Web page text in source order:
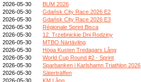
2026-05-30
BUM 2026
2026-05-30
Gdańsk City Race 2026 E2
2026-05-30
Gdańsk City Race 2026 E3
2026-05-30
Régionale Sprint Bisca
2026-05-30
12. Trzebnickie Dni Rodziny
2026-05-30
MTBO Närtävling
2026-05-30
Höga Kusten Tredagars Lång
2026-05-30
World Cup Round #2 - Sprint
2026-05-30
Sparbanken i Karlshamn Triathlon 2026
2026-05-30
Säterträffen
2026-05-30
KM Lång